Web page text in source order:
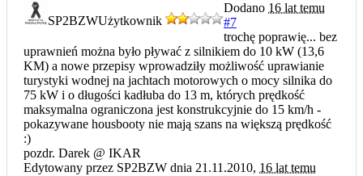
SP2BZWUżytkownik
Dodano 16 lat temu
#7
trochę poprawię... bez
uprawnień można było pływać z silnikiem do 10 kW (13,6
KM) a nowe przepisy wprowadziły możliwość uprawianie
turystyki wodnej na jachtach motorowych o mocy silnika do
75 kW i o długości kadłuba do 13 m, których prędkość
maksymalna ograniczona jest konstrukcyjnie do 15 km/h -
pokazywane housbooty nie mają szans na większą prędkość
:)
pozdr. Darek @ IKAR
Edytowany przez SP2BZW dnia 21.11.2010, 16 lat temu